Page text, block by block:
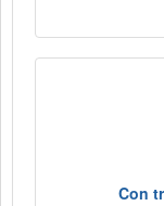
Con